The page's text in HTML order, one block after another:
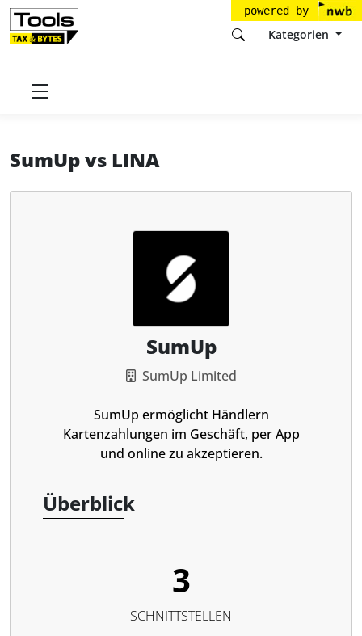
powered by
Kategorien
Startseite
SumUpvs LINA
SumUp
SumUp Limited
SumUp ermöglicht Händlern
Kartenzahlungen im Geschäft, per App
und online zu akzeptieren.
Überblick
3
SCHNITTSTELLEN